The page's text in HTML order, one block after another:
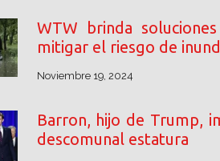
WTW brinda
mitigar el riesgo de
Noviembre 19, 2024
Barron, hijo de Trump,
descomunal estatura